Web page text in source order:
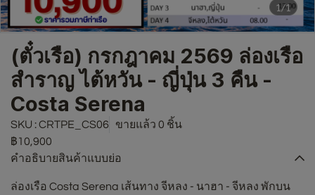
1/1
(ตั๋วเรือ) กรกฎาคม 2569 ล่องเรือ
สำราญ ไต้หวัน - ญี่ปุ่น 3 คืน -
Costa Serena
SKU : CRTPE_CS06
ขายแล้ว 0 ชิ้น
฿10,900
คำอธิบายสินค้าแบบย่อ
ล่องเรือ Costa Serena เส้นทาง จีหลง - นาฮา - จีหลง พักบน